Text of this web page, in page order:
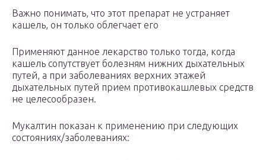
Важно понимать, что этот препарат не устраняет
кашель, он только облегчает его
Применяют данное лекарство только тогда, когда
кашель сопутствует болезням нижних дыхательных
путей, a при заболеваниях верхних этажей
дыхательных путей прием противокашлевых средств
не целесообразен.
Мукалтин показан к применению при следующих
состояниях/заболеваниях: